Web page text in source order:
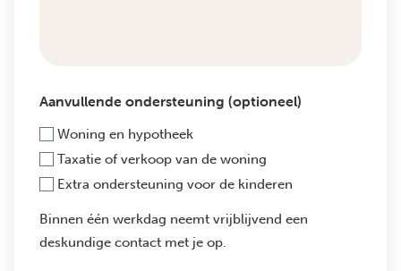
Aanvullende ondersteuning (optioneel)
Woning en hypotheek
Taxatie of verkoop van de woning
Extra ondersteuning voor de kinderen
Binnen één werkdag neemt vrijblijvend een
deskundige contact met je op.